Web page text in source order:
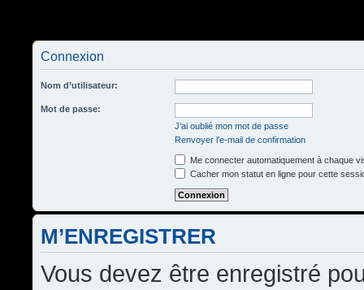
Connexion
Nom d’utilisateur:
Mot de passe:
J’ai oublié mon mot de passe
Renvoyer l’e-mail de confirmation
Me connecter automatiquement à chaque
Cacher mon statut en ligne pour cette
M’ENREGISTRER
Vous devez être enregistré